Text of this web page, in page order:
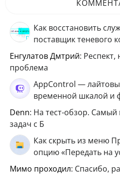
Как восстановить
поставщик теневого
Енгулатов Дмтрий:
проблема
AppControl —
временной шкалой и
Denn: На тест-обзор.
задач с Б
Как скрыть из меню
опцию «Передать на
мимо проходил: Спасибо,